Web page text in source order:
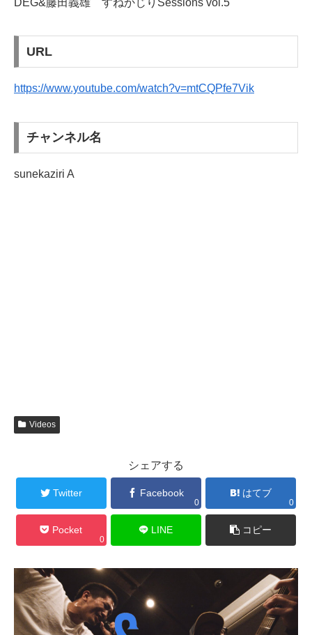
URL
https://www.youtube.com/watch?v=mtCQPfe7Vik
チャンネル名
sunekaziri A
Videos
シェアする
Twitter Facebook
0
はてブ
0
Pocket
0
LINE コピー